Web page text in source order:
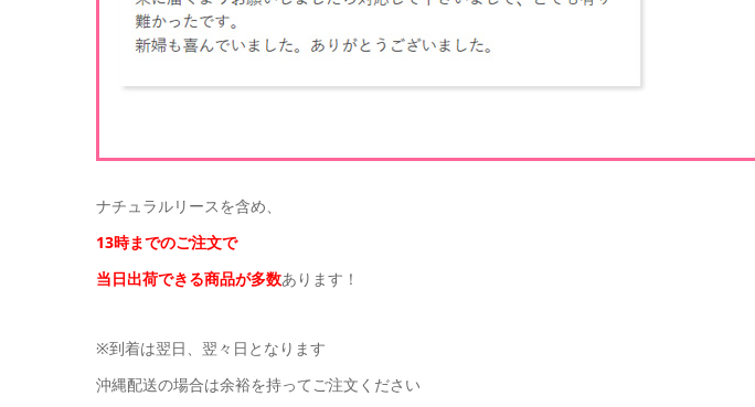
ナチュラルリースを含め、
13時までのご注文で
当日出荷できる商品が多数あります！
※到着は翌日、翌々日となります
沖縄配送の場合は余裕を持ってご注文ください